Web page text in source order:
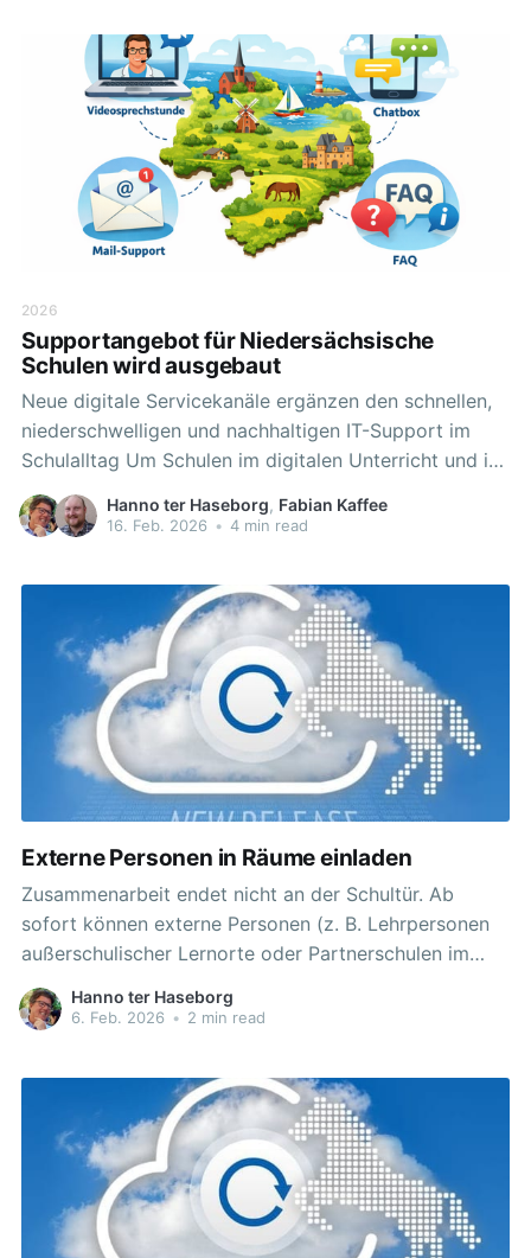
Niedersächsischen Bildungscloud informieren. Neben
den umfassenden Kursen finden Sie auch
2026
Supportangebot für Niedersächsische
Schulen wird ausgebaut
Neue digitale Servicekanäle ergänzen den schnellen,
niederschwelligen und nachhaltigen IT-Support im
Schulalltag Um Schulen im digitalen Unterricht und im
administrativen Betrieb noch besser zu unterstützen,
wird das bestehende landesweite IT-Supportangebot
ausgebaut. Ziel ist es, Lehrkräfte, Schulleitungen und
schulisches Personal flächendeckend, effizient und
bedarfsgerecht bei pädagogischen technischen
Hanno ter Haseborg, Fabian Kaffee
16. Feb. 2026 • 4 min read
Externe Personen in Räume einladen
Zusammenarbeit endet nicht an der Schultür. Ab
sofort können externe Personen (z. B. Lehrpersonen
außerschulischer Lernorte oder Partnerschulen im
Ausland, Expertinnen, Experten oder Eltern) direkt in
Räume eingeladen werden. Hierfür gibt es zwei Wege:
Mitglieder hinzufügen) steht
Hanno ter Haseborg
6. Feb. 2026 • 2 min read